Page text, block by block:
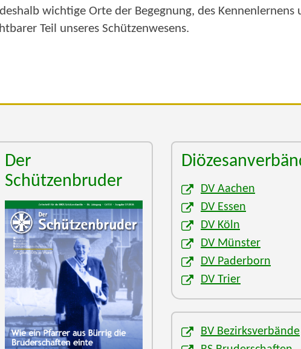
wichtige Orte der Begegnung, des Kennenlernens
Teil unseres Schützenwesens.
Der
Schützenbruder
DV Aachen
DV Essen
DV Köln
DV Münster
DV Paderborn
DV Trier
BV Bezirksverbände